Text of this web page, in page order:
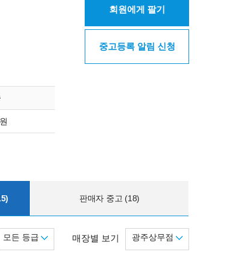
회원에게 팔기
중고등록 알림 신청
판매자 중고 (18)
매장별 보기 광주상무점
모든 등급